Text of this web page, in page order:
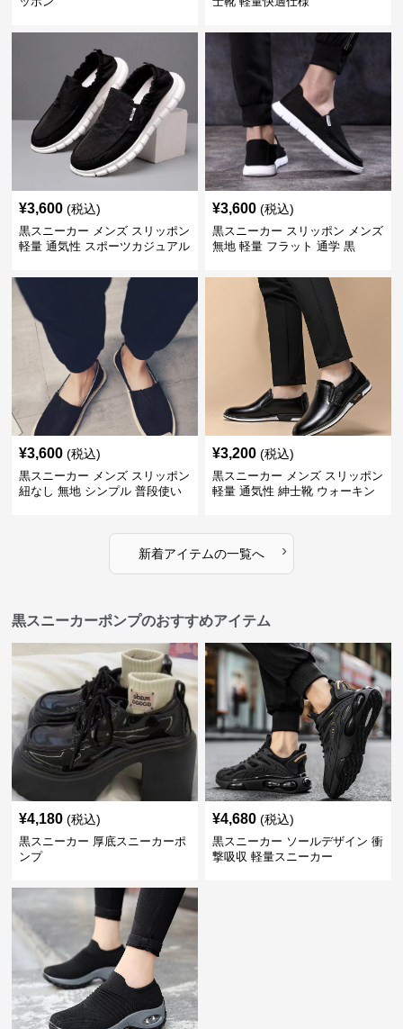
¥3,600 (税込)
黒スニーカー メンズ スリッポン
軽量 通気性 スポーツカジュアル
¥3,600 (税込)
黒スニーカー スリッポン メンズ
無地 軽量 フラット 通学 黒
¥3,600 (税込)
黒スニーカー メンズ スリッポン
紐なし 無地 シンプル 普段使い
¥3,200 (税込)
黒スニーカー メンズ スリッポン
軽量 通気性 紳士靴 ウォーキン
新着アイテムの一覧へ ›
黒スニーカーポンプのおすすめアイテム
¥4,180 (税込)
黒スニーカー 厚底スニーカーポ
ンプ
¥4,680 (税込)
黒スニーカー ソールデザイン 衝
撃吸収 軽量スニーカー